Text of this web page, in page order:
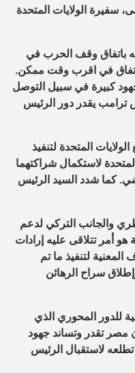
سفيرة الولايات المتحدة
باتفاق وقف الحرب في
في اقرب وقت ممكن.
كبيرة في سبيل التوصل
ترامب يقدر دور الرئيس
المتحدة لتنفيذ
لاستكمال شراكتهما
كما شدد السيد الرئيس
والجانب التركي لدعم
أمر تتلاقى عليه إرادات
لتنفيذ ما تم
سراح الرهائن
للدور المحوري الذي
مصر تقدر وتساند جهود
لاستقبال الرئيس